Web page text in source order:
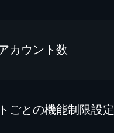
カウント数
ごとの機能制限設定